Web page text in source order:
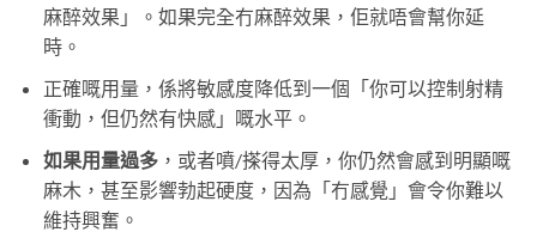
麻醉效果」。如果完全冇麻醉效果，佢就唔會幫你延
時。
正確嘅用量，係將敏感度降低到一個「你可以控制射精
衝動，但仍然有快感」嘅水平。
如果用量過多，或者噴/搽得太厚，你仍然會感到明顯嘅
麻木，甚至影響勃起硬度，因為「冇感覺」會令你難以
維持興奮。